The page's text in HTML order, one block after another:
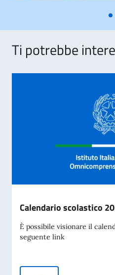
Ti potrebbe
Calendario scolastico
È possibile visionare il
seguente link